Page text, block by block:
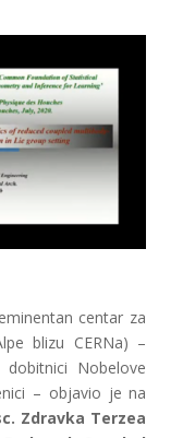
centar za
blizu CERNa) –
Nobelove
– objavio je na
Zdravka Terzea